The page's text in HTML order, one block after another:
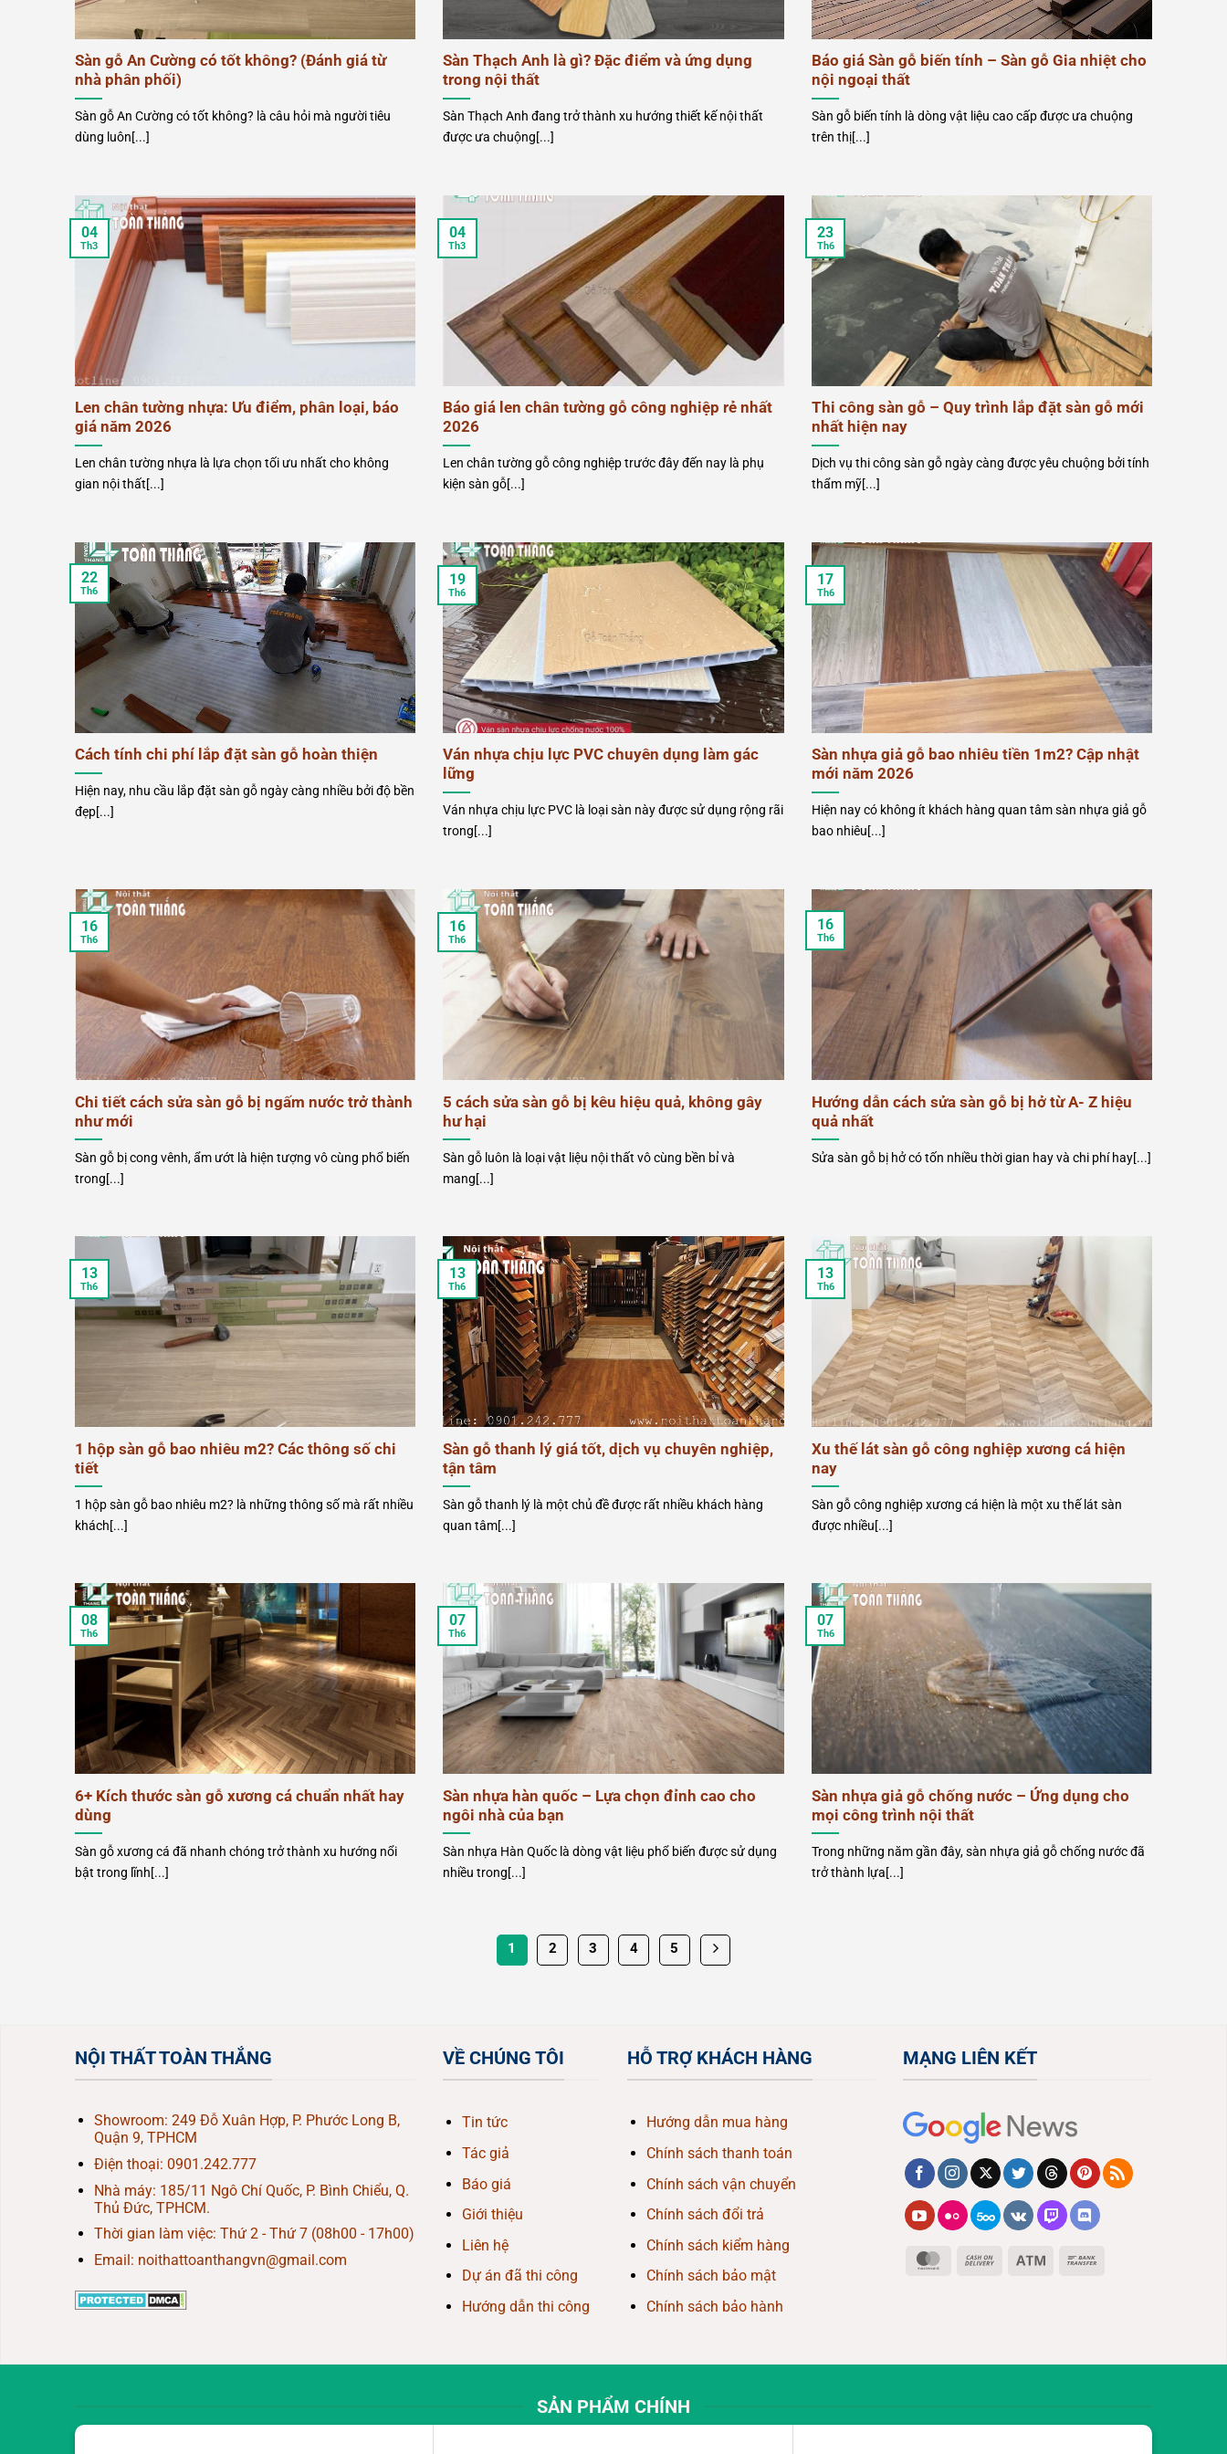
Sàn gỗ An Cường có tốt không? (Đánh giá từ
nhà phân phối)
Sàn gỗ An Cường có tốt không? là câu hỏi mà người tiêu
dùng luôn[...]
Sàn Thạch Anh là gì? Đặc điểm và ứng dụng
trong nội thất
Sàn Thạch Anh đang trở thành xu hướng thiết kế nội thất
được ưa chuộng[...]
Báo giá Sàn gỗ biến tính – Sàn gỗ Gia nhiệt cho
nội ngoại thất
Sàn gỗ biến tính là dòng vật liệu cao cấp được ưa chuộng
trên thị[...]
Len chân tường nhựa: Ưu điểm, phân loại, báo
giá năm 2026
Len chân tường nhựa là lựa chọn tối ưu nhất cho không
gian nội thất[...]
04
Th3
Báo giá len chân tường gỗ công nghiệp rẻ nhất
2026
Len chân tường gỗ công nghiệp trước đây đến nay là phụ
kiện sàn gỗ[...]
04
Th3
Thi công sàn gỗ – Quy trình lắp đặt sàn gỗ mới
nhất hiện nay
Dịch vụ thi công sàn gỗ ngày càng được yêu chuộng bởi tính
thẩm mỹ[...]
23
Th6
Cách tính chi phí lắp đặt sàn gỗ hoàn thiện
Hiện nay, nhu cầu lắp đặt sàn gỗ ngày càng nhiều bởi độ bền
đẹp[...]
22
Th6
Ván nhựa chịu lực PVC chuyên dụng làm gác
lững
Ván nhựa chịu lực PVC là loại sàn này được sử dụng rộng rãi
trong[...]
19
Th6
Sàn nhựa giả gỗ bao nhiêu tiền 1m2? Cập nhật
mới năm 2026
Hiện nay có không ít khách hàng quan tâm sàn nhựa giả gỗ
bao nhiêu[...]
17
Th6
Chi tiết cách sửa sàn gỗ bị ngấm nước trở thành
như mới
Sàn gỗ bị cong vênh, ẩm ướt là hiện tượng vô cùng phổ biến
trong[...]
16
Th6
5 cách sửa sàn gỗ bị kêu hiệu quả, không gây
hư hại
Sàn gỗ luôn là loại vật liệu nội thất vô cùng bền bỉ và
mang[...]
16
Th6
Hướng dẫn cách sửa sàn gỗ bị hở từ A- Z hiệu
quả nhất
Sửa sàn gỗ bị hở có tốn nhiều thời gian hay và chi phí hay[...]
16
Th6
1 hộp sàn gỗ bao nhiêu m2? Các thông số chi
tiết
1 hộp sàn gỗ bao nhiêu m2? là những thông số mà rất nhiều
khách[...]
13
Th6
Sàn gỗ thanh lý giá tốt, dịch vụ chuyên nghiệp,
tận tâm
Sàn gỗ thanh lý là một chủ đề được rất nhiều khách hàng
quan tâm[...]
13
Th6
Xu thế lát sàn gỗ công nghiệp xương cá hiện
nay
Sàn gỗ công nghiệp xương cá hiện là một xu thế lát sàn
được nhiều[...]
13
Th6
6+ Kích thước sàn gỗ xương cá chuẩn nhất hay
dùng
Sàn gỗ xương cá đã nhanh chóng trở thành xu hướng nổi
bật trong lĩnh[...]
08
Th6
Sàn nhựa hàn quốc – Lựa chọn đỉnh cao cho
ngôi nhà của bạn
Sàn nhựa Hàn Quốc là dòng vật liệu phổ biến được sử dụng
nhiều trong[...]
07
Th6
Sàn nhựa giả gỗ chống nước – Ứng dụng cho
mọi công trình nội thất
Trong những năm gần đây, sàn nhựa giả gỗ chống nước đã
trở thành lựa[...]
07
Th6
1 2 3 4 5
NỘI THẤT TOÀN THẮNG
Showroom: 249 Đỗ Xuân Hợp, P. Phước Long B,
Quận 9, TPHCM
Điện thoại: 0901.242.777
Nhà máy: 185/11 Ngô Chí Quốc, P. Bình Chiểu, Q.
Thủ Đức, TPHCM.
Thời gian làm việc: Thứ 2 - Thứ 7 (08h00 - 17h00)
Email: noithattoanthangvn@gmail.com
VỀ CHÚNG TÔI
Tin tức
Tác giả
Báo giá
Giới thiệu
Liên hệ
Dự án đã thi công
Hướng dẫn thi công
HỖ TRỢ KHÁCH HÀNG
Hướng dẫn mua hàng
Chính sách thanh toán
Chính sách vận chuyển
Chính sách đổi trả
Chính sách kiểm hàng
Chính sách bảo mật
Chính sách bảo hành
MẠNG LIÊN KẾT
MasterCard
Cash
Atm
SẢN PHẨM CHÍNH